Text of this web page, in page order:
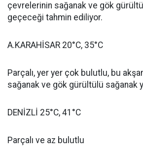
çevrelerinin sağanak ve gök
geçeceği tahmin ediliyor.
A.KARAHİSAR 20°C, 35°C
Parçalı, yer yer çok bulutlu, bu
sağanak ve gök gürültülü sağanak
DENİZLİ 25°C, 41°C
Parçalı ve az bulutlu